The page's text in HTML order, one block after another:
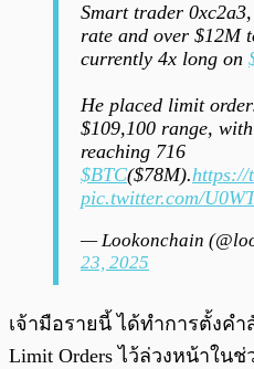
Smart trader
rate and over $12M
currently 4x long on
He placed limit
$109,100 range,
reaching 716
$BTC($78M).https://
pic.twitter.com/
— Lookonchain
23, 2025
เจ้ามือรายนี้ ได้ทำการตั้งค
Limit Orders ไว้ล่วงหน้าในช่